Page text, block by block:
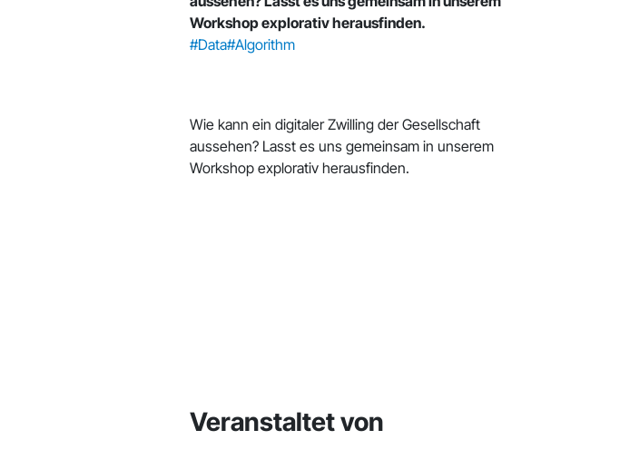
Workshop explorativ herausfinden.
#Data#Algorithm
Wie kann ein digitaler Zwilling der Gesellschaft
aussehen? Lasst es uns gemeinsam in unserem
Workshop explorativ herausfinden.
Veranstaltet von